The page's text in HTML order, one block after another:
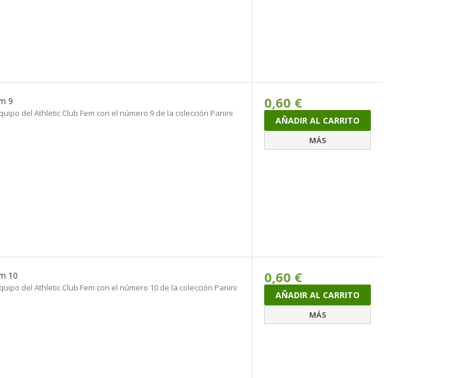
9
del Athletic Club Fem con el número 9 de la colección Panini
0,60 €
AÑADIR AL CARRITO
MÁS
10
del Athletic Club Fem con el número 10 de la colección Panini
0,60 €
AÑADIR AL CARRITO
MÁS